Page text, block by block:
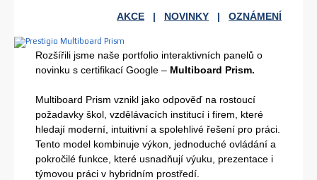
AKCE | NOVINKY | OZNÁMENÍ
Rozšířili jsme naše portfolio interaktivních panelů o
novinku s certifikací Google – Multiboard Prism.
Multiboard Prism vznikl jako odpověď na rostoucí
požadavky škol, vzdělávacích institucí i firem, které
hledají moderní, intuitivní a spolehlivé řešení pro práci.
Tento model kombinuje výkon, jednoduché ovládání a
pokročilé funkce, které usnadňují výuku, prezentace i
týmovou práci v hybridním prostředí.